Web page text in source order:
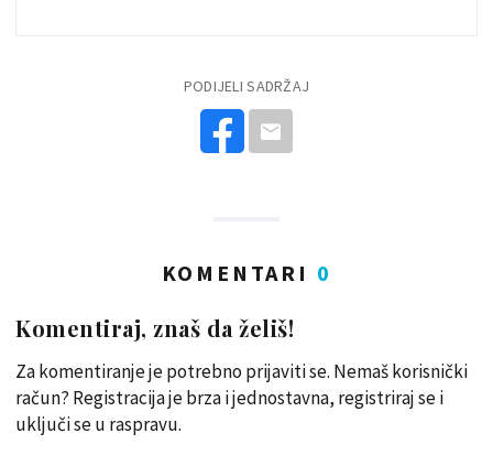
PODIJELI SADRŽAJ
KOMENTARI 0
Komentiraj, znaš da želiš!
Za komentiranje je potrebno prijaviti se. Nemaš korisnički
račun? Registracija je brza i jednostavna, registriraj se i
uključi se u raspravu.